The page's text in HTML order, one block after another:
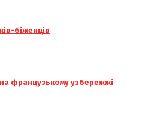
біженців
на французькому узбережжі